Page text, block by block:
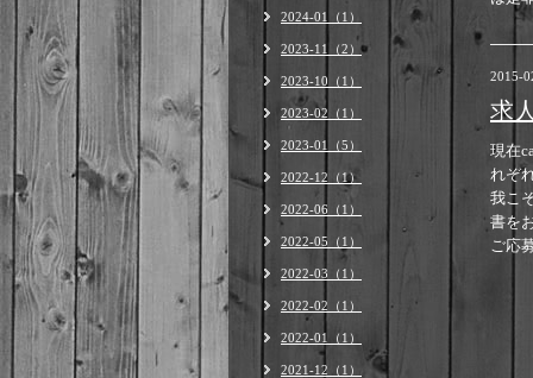
2015-
求
現在
れぞ
我こ
書を
ご応
2024-01（1）
2023-11（2）
2023-10（1）
2023-02（1）
2023-01（5）
2022-12（1）
2022-06（1）
2022-05（1）
2022-03（1）
2022-02（1）
2022-01（1）
2021-12（1）